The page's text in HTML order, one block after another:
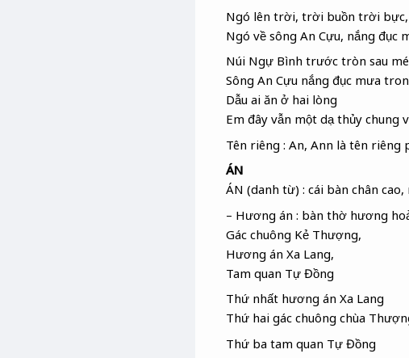
Ngó lên trời, trời buồn trời bực,
Ngó về sông An Cựu, nắng đục
Núi Ngự Bình trước tròn sau
Sông An Cựu nắng đục mưa
Dẫu ai ăn ở hai lòng
Em đây vẫn một dạ thủy chung
Tên riêng : An, Ann là tên
ÁN
ÁN (danh từ) : cái bàn chân
– Hương án : bàn thờ hương
Gác chuông Kẻ Thượng,
Hương án Xa Lang,
Tam quan Tự Đồng
Thứ nhất hương án Xa Lang
Thứ hai gác chuông chùa
Thứ ba tam quan Tự Đồng